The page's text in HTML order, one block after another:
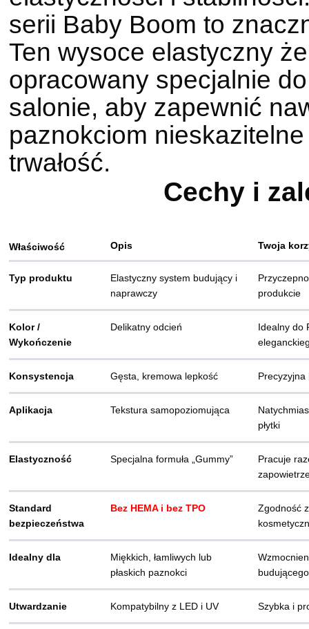
serii Baby Boom to
Ten wysoce elastyczny
opracowany specjalnie
salonie, aby zapewnić
paznokciom
trwałość.
Cechy i
Właściwość Opis Twoja
Typ produktu
Elastyczny system budujący i
naprawczy
produkcie
Kolor /
Wykończenie
Delikatny odcień
Idealny do
Konsystencja Gęsta, kremowa lepkość Precyzyjna
Aplikacja Tekstura samopoziomująca
płytki
Elastyczność Specjalna formuła „Gummy”
Pracuje
Standard
bezpieczeństwa
Bez HEMA i bez TPO
Zgodność
Idealny dla
Miękkich, łamliwych lub
płaskich paznokci
budującego
Utwardzanie Kompatybilny z LED i UV Szybka i